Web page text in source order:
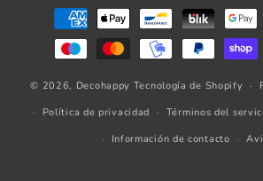
Formas
pago
© 2026, Decohappy Tecnología de Shopify
Política de privacidad
Términos del
Información de contacto